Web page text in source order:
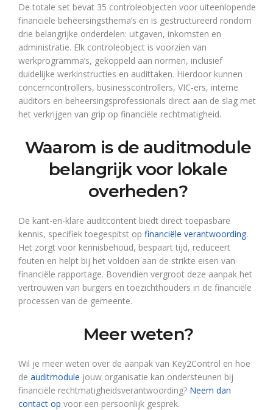
De totale set bevat 35 controleobjecten voor uiteenlopende
financiële beheersingsthema’s en is gestructureerd rondom
drie belangrijke onderdelen: uitgaven, inkomsten en
administratie. Elk controleobject is voorzien van
werkprogramma’s, gekoppeld aan normen, inclusief
duidelijke werkinstructies en audittaken. Hierdoor kunnen
concerncontrollers, businesscontrollers, VIC-ers, interne
auditors en beheersingsprofessionals direct aan de slag met
het verkrijgen van grip op financiële rechtmatigheid.
Waarom is de auditmodule
belangrijk voor lokale
overheden?
De kant-en-klare auditcontent biedt direct toepasbare
kennis, specifiek toegespitst op financiële verantwoording.
Het zorgt voor kennisbehoud, bespaart tijd, reduceert
fouten en helpt bij het voldoen aan de strikte eisen van
financiële rapportage. Bovendien vergroot deze aanpak het
vertrouwen van burgers en toezichthouders in de financiële
processen van de gemeente.
Meer weten?
Wil je meer weten over de aanpak van Key2Control en hoe
de auditmodule jouw organisatie kan ondersteunen bij
financiële rechtmatigheidsverantwoording? Neem dan
contact op voor een persoonlijk gesprek.